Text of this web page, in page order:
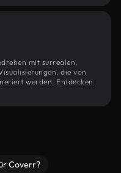
mit surrealen,
die von
werden. Entdecken
Coverr?